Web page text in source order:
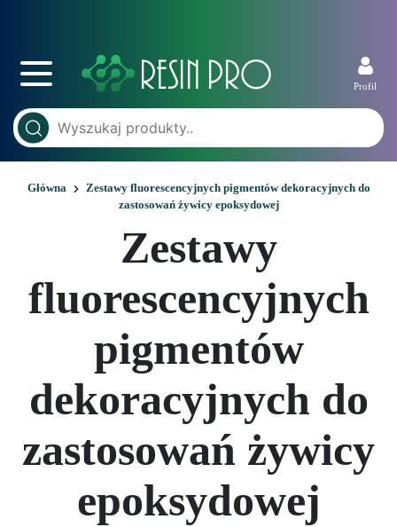
Profil
Główna
Zestawy fluorescencyjnych pigmentów dekoracyjnych do
zastosowań żywicy epoksydowej
Zestawy
fluorescencyjnych
pigmentów
dekoracyjnych do
zastosowań żywicy
epoksydowej